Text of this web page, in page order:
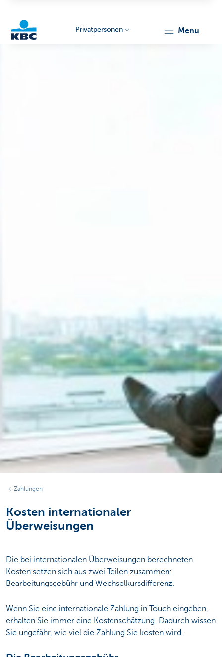
Privatpersonen menu
Zahlungen
Kosten internationaler
Überweisungen
Die bei internationalen Überweisungen berechneten
Kosten setzen sich aus zwei Teilen zusammen:
Bearbeitungsgebühr und Wechselkursdifferenz.
Wenn Sie eine internationale Zahlung in Touch eingeben,
erhalten Sie immer eine Kostenschätzung. Dadurch wissen
Sie ungefähr, wie viel die Zahlung Sie kosten wird.